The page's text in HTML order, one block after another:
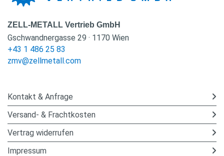
ZELL-METALL Vertrieb GmbH
Gschwandnergasse 29 · 1170 Wien
+43 1 486 25 83
zmv@zellmetall.com
Kontakt & Anfrage
Versand- & Frachtkosten
Vertrag widerrufen
Impressum